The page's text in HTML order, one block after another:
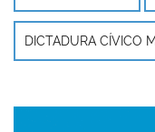
DICTADURA CÍVICO